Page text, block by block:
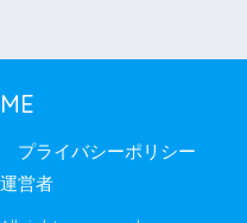
プライバシーポリシー
運営者